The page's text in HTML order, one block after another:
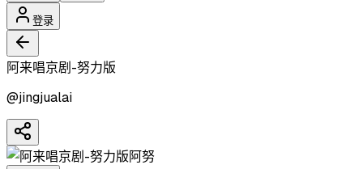
登录
阿来唱京剧-努力版
@jingjualai
阿努